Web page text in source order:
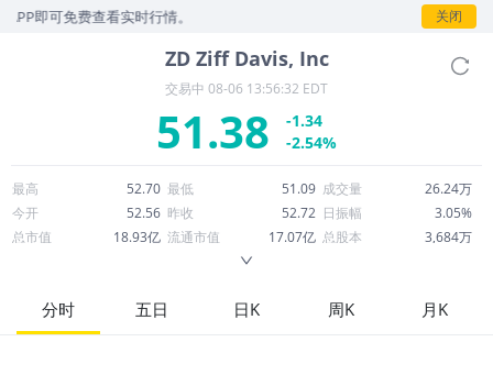
即可免费查看实时行情。 关闭
ZD Ziff Davis, Inc
交易中 08-06 13:56:32 EDT
51.38
-1.34
-2.54%
最高 52.70 最低 51.09 成交量
26.24万
今开
52.56 昨收 52.72 日振幅
3.05%
总市值
18.93亿 流通市值 17.07亿 总股本
3,684万
52周最高
55.46 市盈率
45.16
股息
分时 五日 日K 周K 月K